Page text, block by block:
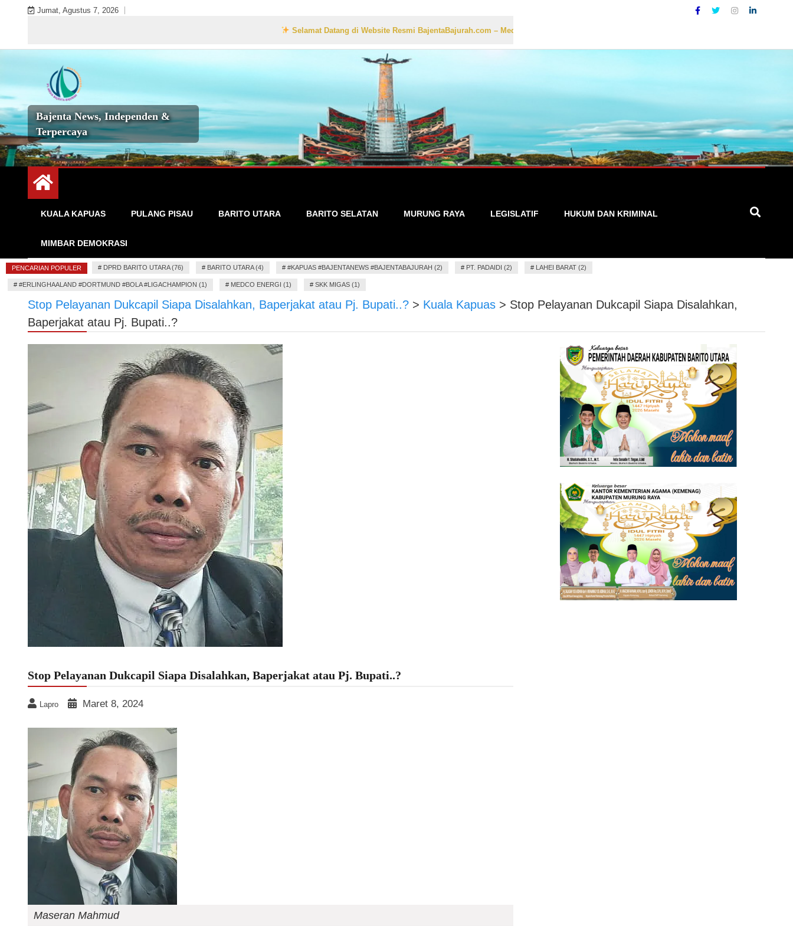
Jumat, Agustus 7, 2026
Selamat Datang di Website Resmi BajentaBajurah.com – Media Informasi Lokal yang Akurat, Cepat, dan Terpercaya
Bajenta News, Independen &
Terpercaya
KUALA KAPUAS PULANG PISAU BARITO UTARA BARITO SELATAN MURUNG RAYA LEGISLATIF HUKUM DAN KRIMINAL
MIMBAR DEMOKRASI
PENCARIAN POPULER # DPRD BARITO UTARA (76) # BARITO UTARA (4) # #KAPUAS #BAJENTANEWS #BAJENTABAJURAH (2) # PT. PADAIDI (2) # LAHEI BARAT (2)
# #ERLINGHAALAND #DORTMUND #BOLA #LIGACHAMPION (1) # MEDCO ENERGI (1) # SKK MIGAS (1)
Stop Pelayanan Dukcapil Siapa Disalahkan, Baperjakat atau Pj. Bupati..? > Kuala Kapuas > Stop Pelayanan Dukcapil Siapa Disalahkan,
Baperjakat atau Pj. Bupati..?
Stop Pelayanan Dukcapil Siapa Disalahkan, Baperjakat atau Pj. Bupati..?
Lapro Maret 8, 2024
Maseran Mahmud